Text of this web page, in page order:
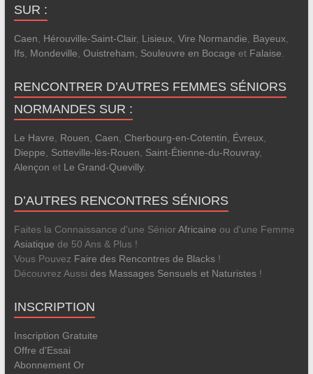
SUR :
Caen Hérouville-Saint-Clair, Lisieux, Vire Normandie Bayeux,
Ifs, Mondeville Ouistreham Souleuvre en Bocage et Falaise
RENCONTRER D’AUTRES FEMMES SÉNIORS
NORMANDES SUR :
Le Havre Rouen Caen Cherbourg-en-Cotentin Évreux,
Dieppe
Sotteville-lès-Rouen Saint-Étienne-du-Rouvray,
Alençon et Le Grand-Quevilly.
D’AUTRES RENCONTRES SÉNIORS
Faites la Connaissance d'une SéniorAfricaine ou d'une Femme
Asiatique de 50 Ans & Plus !
Vous Pouvez Faire des Rencontres de Blacks!
Découvrez Aussi des Massages Sensuels et Naturistes!
INSCRIPTION
Inscription Gratuite
Offre d'Essai
Abonnement Or